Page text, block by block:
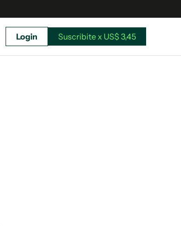
Login Suscribite x US$ 3,45